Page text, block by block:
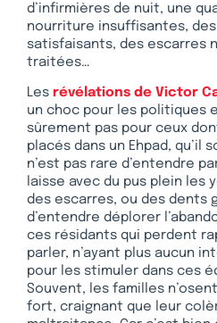
d’infirmières de nuit, une
nourriture insuffisantes, des
satisfaisants, des escarres
traitées…
Les révélations de Victor
un choc pour les politiques
sûrement pas pour ceux
placés dans un Ehpad, qu’il
n’est pas rare d’entendre
laisse avec du pus plein les
des escarres, ou des dents
d’entendre déplorer
ces résidants qui perdent
parler, n’ayant plus aucun
pour les stimuler dans ces
Souvent, les familles
fort, craignant que leur